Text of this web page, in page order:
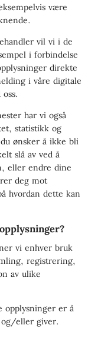
være
vil vi i de
i forbindelse
direkte
i våre digitale
har vi også
statistikk og
ønsker å ikke bli
slå av ved å
eller endre dine
deg mot
hvordan dette kan
vi enhver bruk
registrering,
av ulike
opplysninger er å
og/eller giver.